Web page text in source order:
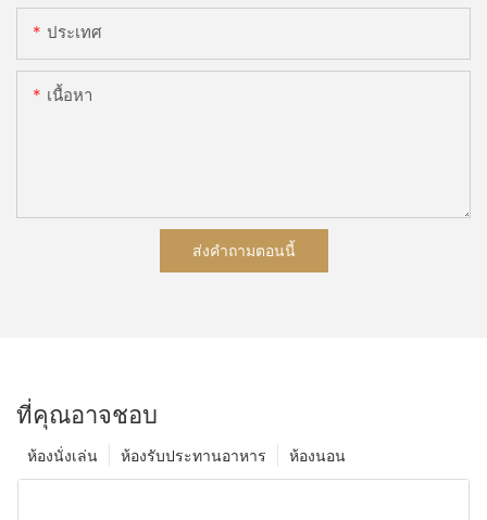
ประเทศ
เนื้อหา
ส่งคำถามตอนนี้
ที่คุณอาจชอบ
ห้องนอน
ห้องรับประทานอาหาร
ห้องนั่งเล่น